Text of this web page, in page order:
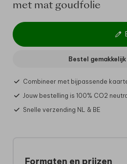
met mat goudfolie
Bestel
Combineer met bijpassende
Jouw bestelling is 100% CO2
Snelle verzending NL & BE
Formaten en prijzen